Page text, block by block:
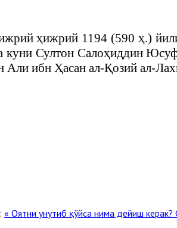
ҳижрий 1194 (590 ҳ.)
куни Султон Салоҳиддин
Али ибн Ҳасан ал-Қозий ал-
« Оятни унутиб қўйса нима дейиш керак?